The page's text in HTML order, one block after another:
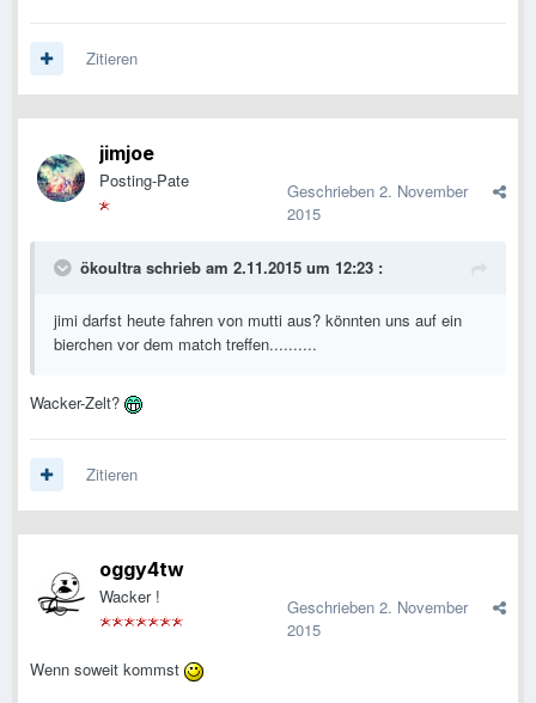
Zitieren
jimjoe
Posting-Pate Geschrieben 2. November
2015
ökoultra schrieb am 2.11.2015 um 12:23 :
jimi darfst heute fahren von mutti aus? könnten uns auf ein
bierchen vor dem match treffen..........
Wacker-Zelt?
Zitieren
oggy4tw
Wacker ! Geschrieben 2. November
2015
Wenn soweit kommst